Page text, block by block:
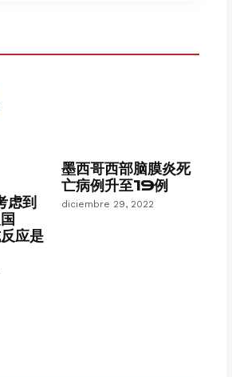
虑到
应是
墨西哥西部脑膜炎死
亡病例升至19例
diciembre 29, 2022